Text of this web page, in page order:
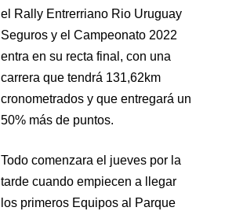
el Rally Entrerriano Rio Uruguay
Seguros y el Campeonato 2022
entra en su recta final, con una
carrera que tendrá 131,62km
cronometrados y que entregará un
50% más de puntos.
Todo comenzara el jueves por la
tarde cuando empiecen a llegar
los primeros Equipos al Parque